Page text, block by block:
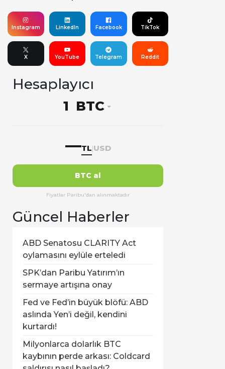
Instagram LinkedIn Facebook TikTok
X YouTube Telegram Reddit
Hesaplayıcı
BTC
—TL USD
BTC al
Fiyatlar Paribu'dan alınmaktadır
Güncel Haberler
ABD Senatosu CLARITY Act
oylamasını eylüle erteledi
SPK’dan Paribu Yatırım’ın
sermaye artışına onay
Fed ve Fed’in büyük blöfü: ABD
aslında Yen’i değil, kendini
kurtardı!
Milyonlarca dolarlık BTC
kaybının perde arkası: Coldcard